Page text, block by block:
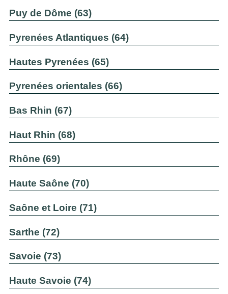
Puy de Dôme (63)
Pyrenées Atlantiques (64)
Hautes Pyrenées (65)
Pyrenées orientales (66)
Bas Rhin (67)
Haut Rhin (68)
Rhône (69)
Haute Saône (70)
Saône et Loire (71)
Sarthe (72)
Savoie (73)
Haute Savoie (74)